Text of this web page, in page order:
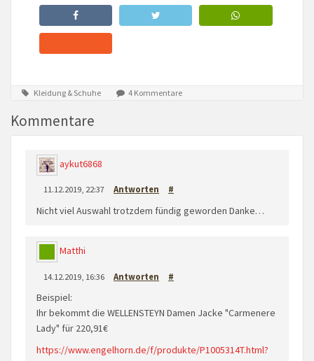
Kleidung & Schuhe 4 Kommentare
Kommentare
aykut6868
11.12.2019, 22:37 Antworten #
Nicht viel Auswahl trotzdem fündig geworden Danke…
Matthi
14.12.2019, 16:36 Antworten #
Beispiel:
Ihr bekommt die WELLENSTEYN Damen Jacke "Carmenere
Lady" für 220,91€
https://www.engelhorn.de/f/produkte/P1005314T.html?